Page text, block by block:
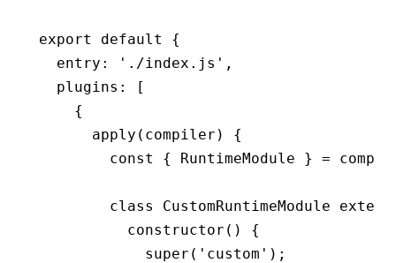
export default
{
  entry
: './index.js' ,
  plugins
:
[
    {
      apply
(compiler) {
        const
{ RuntimeModule } =
        class
CustomRuntimeModule
          constructor
() {
            super
( 'custom' );